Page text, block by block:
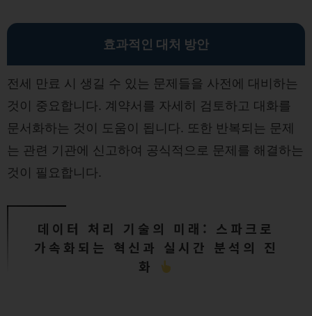
효과적인 대처 방안
전세 만료 시 생길 수 있는 문제들을 사전에 대비하는
것이 중요합니다. 계약서를 자세히 검토하고 대화를
문서화하는 것이 도움이 됩니다. 또한 반복되는 문제
는 관련 기관에 신고하여 공식적으로 문제를 해결하는
것이 필요합니다.
데이터 처리 기술의 미래: 스파크로
가속화되는 혁신과 실시간 분석의 진
화